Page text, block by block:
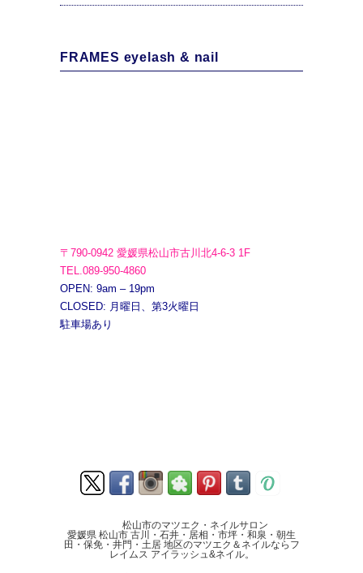
FRAMES eyelash & nail
〒790-0942 愛媛県松山市古川北4-6-3 1F
TEL.089-950-4860
OPEN: 9am – 19pm
CLOSED: 月曜日、第3火曜日
駐車場あり
松山市のマツエク・ネイルサロン
愛媛県 松山市 古川・石井・居相・市坪・和泉・朝生
田・保免・井門・土居 地区のマツエク＆ネイルならフ
レイムス アイラッシュ&ネイル。